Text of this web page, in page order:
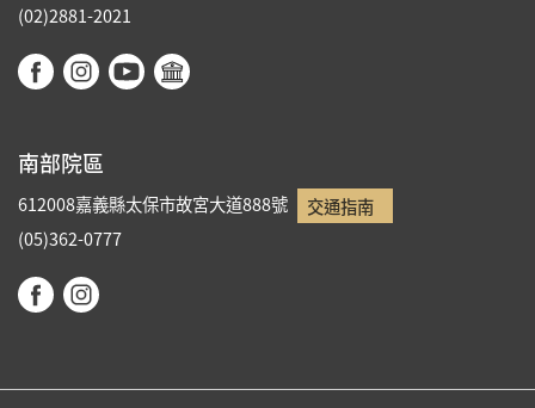
(02)2881-2021
南部院區
612008嘉義縣太保市故宮大道888號
交通指南
(05)362-0777